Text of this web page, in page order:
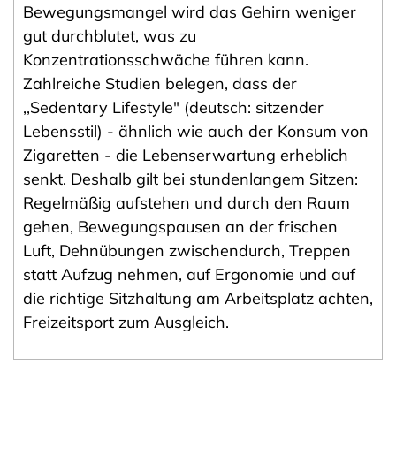
Bewegungsmangel wird das Gehirn weniger
gut durchblutet, was zu
Konzentrationsschwäche führen kann.
Zahlreiche Studien belegen, dass der
,,Sedentary Lifestyle" (deutsch: sitzender
Lebensstil) - ähnlich wie auch der Konsum von
Zigaretten - die Lebenserwartung erheblich
senkt. Deshalb gilt bei stundenlangem Sitzen:
Regelmäßig aufstehen und durch den Raum
gehen, Bewegungspausen an der frischen
Luft, Dehnübungen zwischendurch, Treppen
statt Aufzug nehmen, auf Ergonomie und auf
die richtige Sitzhaltung am Arbeitsplatz achten,
Freizeitsport zum Ausgleich.